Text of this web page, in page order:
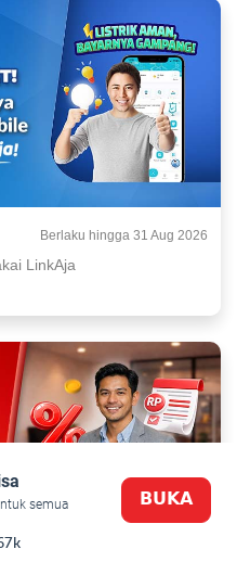
Berlaku hingga 31 Aug 2026
LinkAja
semua
𝗕𝗨𝗞𝗔